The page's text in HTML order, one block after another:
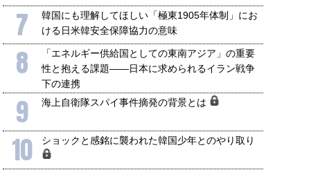
韓国にも理解してほしい「極東
1905年体制」における日米韓安
全保障協力の意味
千々和泰明
2026年5月15日
ネルギー転換が「中国依存」に
行き着くリスク
2026年5月14日
7
韓国にも理解してほしい「極東1905年体制」にお
ける日米韓安全保障協力の意味
8
「エネルギー供給国としての東南アジア」の重要
性と抱える課題――日本に求められるイラン戦争
下の連携
9 海上自衛隊スパイ事件摘発の背景とは
10 ショックと感銘に襲われた韓国少年とのやり取り